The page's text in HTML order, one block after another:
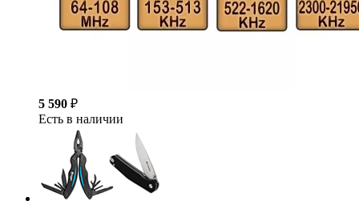
5 590 ₽
Есть в наличии